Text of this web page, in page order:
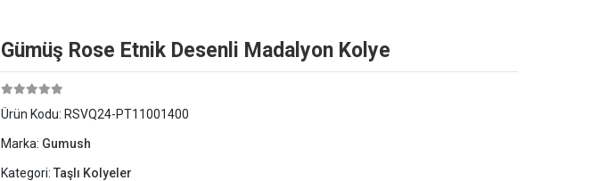
Gümüş Rose Etnik Desenli Madalyon Kolye
Ürün Kodu: RSVQ24-PT11001400
Marka: Gumush
Kategori: Taşlı Kolyeler